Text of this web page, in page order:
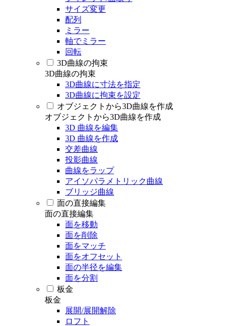
サイズ変更
配列
ミラー
軸でミラー
回転
3D曲線の拘束
3D曲線の拘束
3D曲線に寸法を指定
3D曲線に拘束を設定
オブジェクトから3D曲線を作成
オブジェクトから3D曲線を作成
3D 曲線を編集
3D 曲線を作成
交差曲線
投影曲線
曲線をラップ
アイソパラメトリック曲線
ブリッジ曲線
面の直接編集
面の直接編集
面を移動
面を削除
面をマッチ
面をオフセット
面の半径を編集
面を分割
板金
板金
展開/展開解除
ロフト